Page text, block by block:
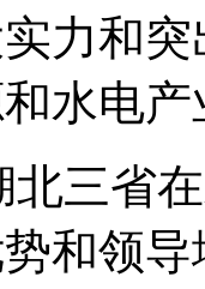
力和
水电
北三省
和领